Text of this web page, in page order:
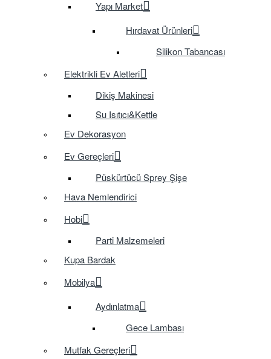
Yapı Market
Hırdavat Ürünleri
Silikon Tabancası
Elektrikli Ev Aletleri
Dikiş Makinesi
Su Isıtıcı&Kettle
Ev Dekorasyon
Ev Gereçleri
Püskürtücü Sprey Şişe
Hava Nemlendirici
Hobi
Parti Malzemeleri
Kupa Bardak
Mobilya
Aydınlatma
Gece Lambası
Mutfak Gereçleri